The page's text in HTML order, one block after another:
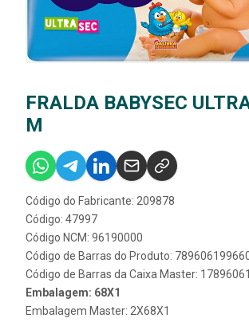
FRALDA BABYSEC
M
Código do Fabricante: 209878
Código: 47997
Código NCM: 96190000
Código de Barras do Produto:
Código de Barras da Caixa Master:
Embalagem: 68X1
Embalagem Master: 2X68X1